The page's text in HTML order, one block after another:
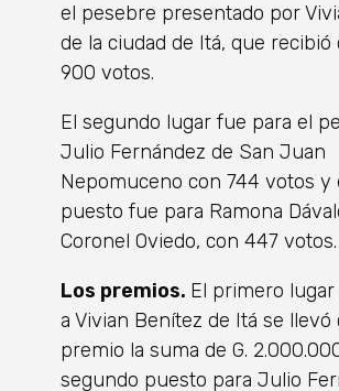
el pesebre presentado por
de la ciudad de Itá, que recibió
900 votos.
El segundo lugar fue para el
Julio Fernández de San Juan
Nepomuceno con 744 votos y
puesto fue para Ramona
Coronel Oviedo, con 447 votos.
Los premios. El primero lugar
a Vivian Benítez de Itá se llevó
premio la suma de G.
segundo puesto para Julio